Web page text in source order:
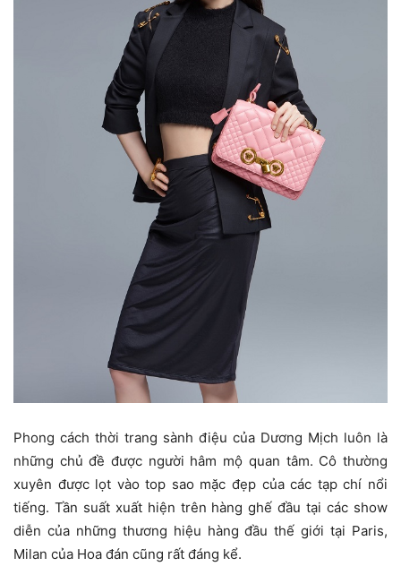
Phong cách thời trang sành điệu của Dương Mịch luôn là
những chủ đề được người hâm mộ quan tâm. Cô thường
xuyên được lọt vào top sao mặc đẹp của các tạp chí nổi
tiếng. Tần suất xuất hiện trên hàng ghế đầu tại các show
diễn của những thương hiệu hàng đầu thế giới tại Paris,
Milan của Hoa đán cũng rất đáng kể.